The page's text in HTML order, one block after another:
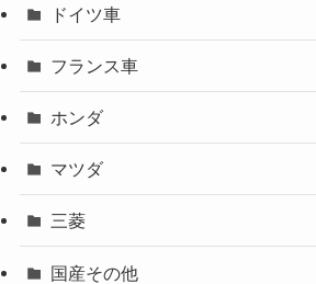
ドイツ車
フランス車
ホンダ
マツダ
三菱
国産その他